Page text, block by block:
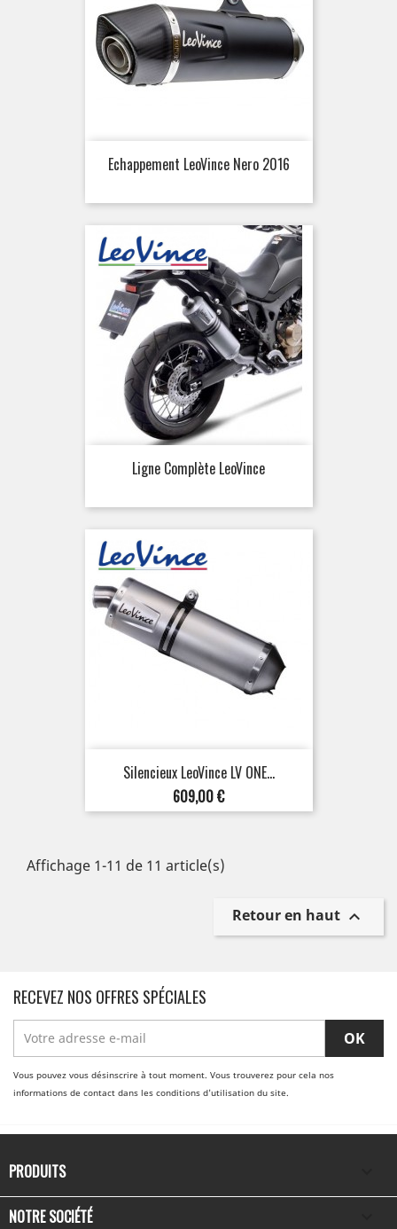
Echappement LeoVince Nero 2016
Ligne Complète LeoVince
Silencieux LeoVince LV ONE...
Prix
609,00 €
Affichage 1-11 de 11 article(s)
Retour en haut 
RECEVEZ NOS OFFRES SPÉCIALES
Vous pouvez vous désinscrire à tout moment. Vous trouverez pour cela nos
informations de contact dans les conditions d'utilisation du site.
PRODUITS
NOTRE SOCIÉTÉ